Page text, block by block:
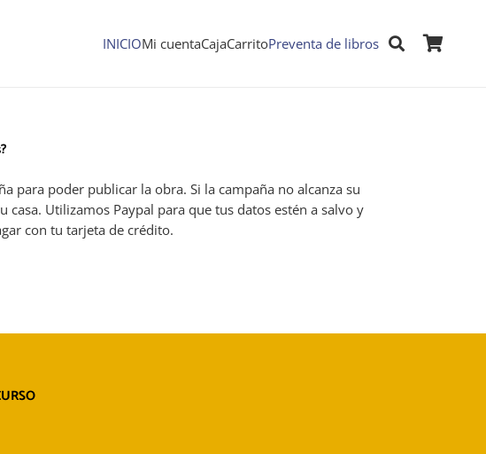
INICIOMi cuentaCajaCarritoPreventa de libros
para poder publicar la obra. Si la campaña no alcanza su
Utilizamos Paypal para que tus datos estén a salvo y
con tu tarjeta de crédito.